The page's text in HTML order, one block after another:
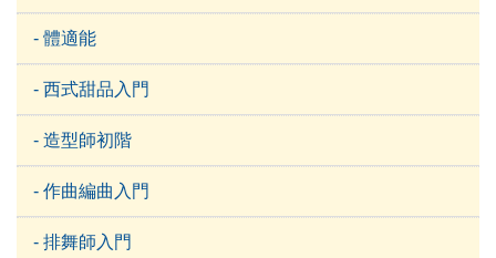
- 體適能
- 西式甜品入門
- 造型師初階
- 作曲編曲入門
- 排舞師入門